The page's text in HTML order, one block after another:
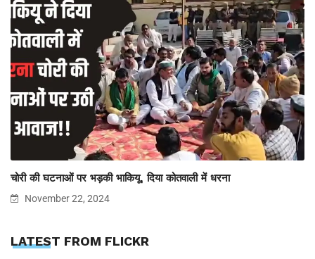
चोरी की घटनाओं पर भड़की भाकियू, दिया कोतवाली में धरना
November 22, 2024
LATEST FROM FLICKR